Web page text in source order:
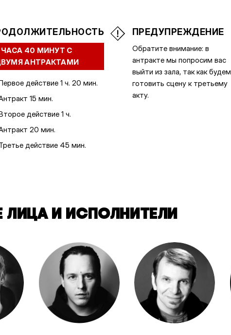
ЧАСА 40 МИНУТ С
АНТРАКТАМИ
действие 1 ч. 20 мин.
15 мин.
действие 1 ч.
20 мин.
действие 45 мин.
ПРЕДУПРЕЖДЕНИЕ
Обратите внимание: в
антракте мы попросим вас
выйти из зала, так как будем
готовить сцену к третьему
акту.
И ИСПОЛНИТЕЛИ